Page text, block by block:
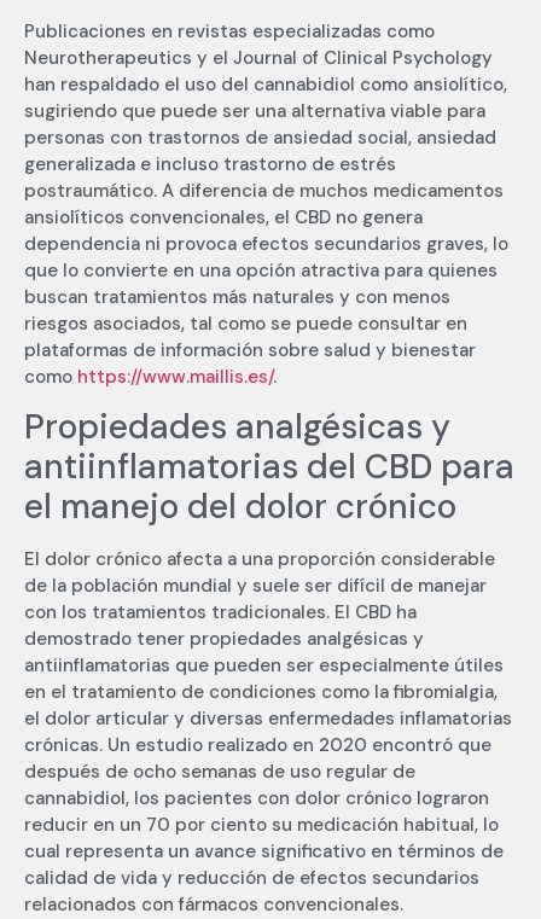
Publicaciones en revistas especializadas como
Neurotherapeutics y el Journal of Clinical Psychology
han respaldado el uso del cannabidiol como ansiolítico,
sugiriendo que puede ser una alternativa viable para
personas con trastornos de ansiedad social, ansiedad
generalizada e incluso trastorno de estrés
postraumático. A diferencia de muchos medicamentos
ansiolíticos convencionales, el CBD no genera
dependencia ni provoca efectos secundarios graves, lo
que lo convierte en una opción atractiva para quienes
buscan tratamientos más naturales y con menos
riesgos asociados, tal como se puede consultar en
plataformas de información sobre salud y bienestar
como https://www.maillis.es/.
Propiedades analgésicas y
antiinflamatorias del CBD para
el manejo del dolor crónico
El dolor crónico afecta a una proporción considerable
de la población mundial y suele ser difícil de manejar
con los tratamientos tradicionales. El CBD ha
demostrado tener propiedades analgésicas y
antiinflamatorias que pueden ser especialmente útiles
en el tratamiento de condiciones como la fibromialgia,
el dolor articular y diversas enfermedades inflamatorias
crónicas. Un estudio realizado en 2020 encontró que
después de ocho semanas de uso regular de
cannabidiol, los pacientes con dolor crónico lograron
reducir en un 70 por ciento su medicación habitual, lo
cual representa un avance significativo en términos de
calidad de vida y reducción de efectos secundarios
relacionados con fármacos convencionales.